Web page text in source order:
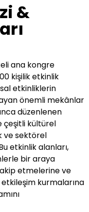
&
ana kongre
kişilik etkinlik
etkinliklerin
önemli mekânlar
düzenlenen
çeşitli kültürel
ve sektörel
etkinlik alanları,
bir araya
etmelerine ve
etkileşim kurmalarına